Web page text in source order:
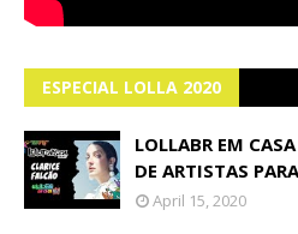
ESPECIAL LOLLA 2020
LOLLABR EM
DE ARTISTAS
April 15, 2020